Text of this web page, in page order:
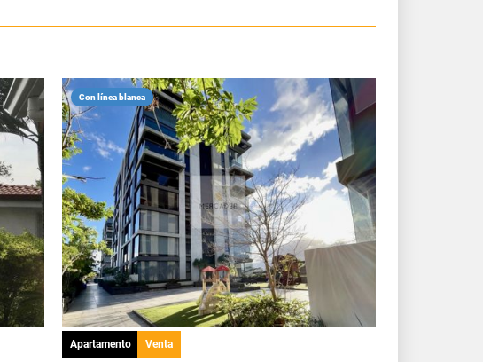
Con línea blanca
Apartamento Venta